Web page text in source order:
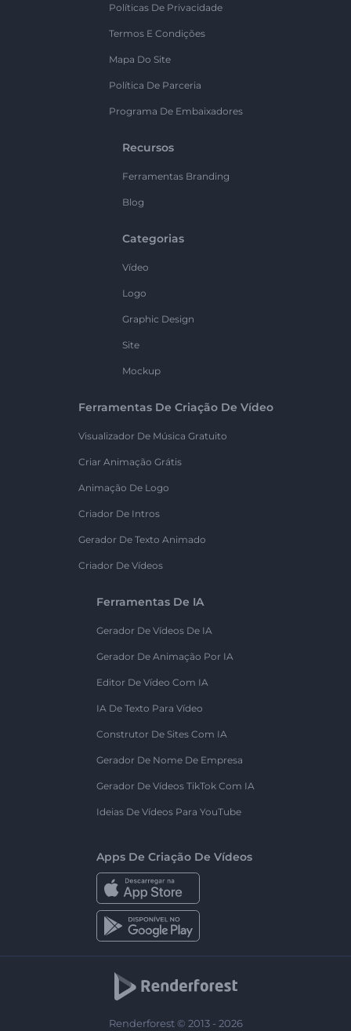
Políticas De Privacidade
Termos E Condições
Mapa Do Site
Política De Parceria
Programa De Embaixadores
Recursos
Ferramentas Branding
Blog
Categorias
Vídeo
Logo
Graphic Design
Site
Mockup
Ferramentas De Criação De Vídeo
Visualizador De Música Gratuito
Criar Animação Grátis
Animação De Logo
Criador De Intros
Gerador De Texto Animado
Criador De Vídeos
Ferramentas De IA
Gerador De Vídeos De IA
Gerador De Animação Por IA
Editor De Vídeo Com IA
IA De Texto Para Vídeo
Construtor De Sites Com IA
Gerador De Nome De Empresa
Gerador De Vídeos TikTok Com IA
Ideias De Vídeos Para YouTube
Apps De Criação De Vídeos
Renderforest © 2013 - 2026